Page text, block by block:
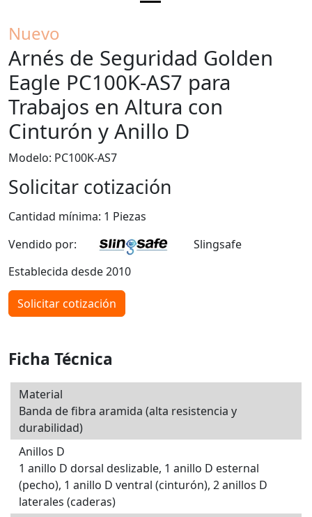
Nuevo
Arnés de Seguridad Golden
Eagle PC100K-AS7 para
Trabajos en Altura con
Cinturón y Anillo D
Modelo: PC100K-AS7
Solicitar cotización
Cantidad mínima: 1 Piezas
Vendido por:
Slingsafe
Establecida desde 2010
Solicitar cotización
Ficha Técnica
Material
Banda de fibra aramida (alta resistencia y
durabilidad)
Anillos D
1 anillo D dorsal deslizable, 1 anillo D esternal
(pecho), 1 anillo D ventral (cinturón), 2 anillos D
laterales (caderas)